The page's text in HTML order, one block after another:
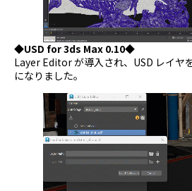
◆USD for 3ds Max 0.10◆
Layer Editor が導入され、USD レイヤ
になりました。